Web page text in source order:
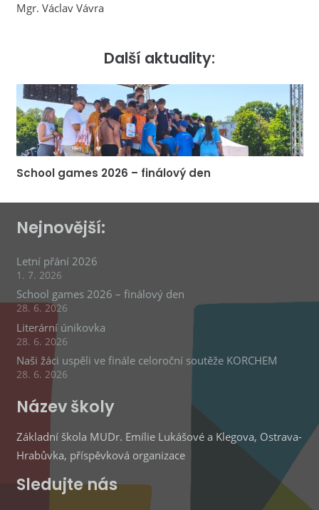
Mgr. Václav Vávra
Další aktuality:
School games 2026 – finálový den
Nejnovější:
Letní přání 2026
1. 7. 2026
School games 2026 – finálový den
28. 6. 2026
Literární únikovka
28. 6. 2026
Naši žáci uspěli ve finále celoroční soutěže KORCHEM
28. 6. 2026
Název školy
Základní škola MUDr. Emílie Lukášové a Klegova, Ostrava-
Hrabůvka, příspěvková organizace
Sledujte nás